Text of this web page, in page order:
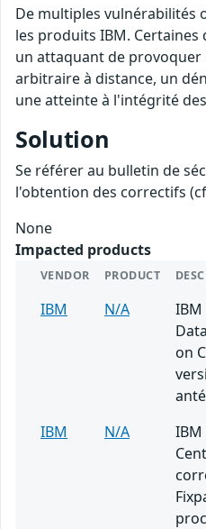
De multiples vulnérabilités
les produits IBM.
un attaquant de provoquer
arbitraire à distance, un
une atteinte à l'intégrité
Solution
Se référer au bulletin de
l'obtention des correctifs
None
Impacted products
VENDOR PRODUCT
IBM N/A
on
IBM
N/A
IBM